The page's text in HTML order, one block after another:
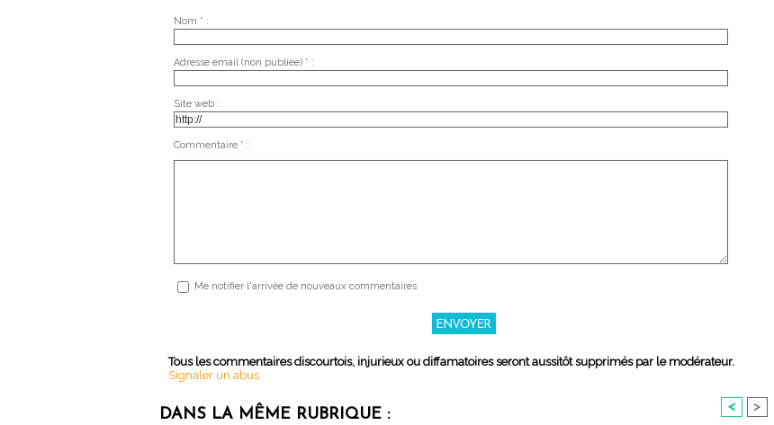
Nom * :
Adresse email (non publiée) * :
Site web :
Commentaire * :
Me notifier l'arrivée de nouveaux commentaires
Tous les commentaires discourtois, injurieux ou diffamatoires seront aussitôt supprimés par le modérateur.
Signaler un abus
DANS LA MÊME RUBRIQUE : < >